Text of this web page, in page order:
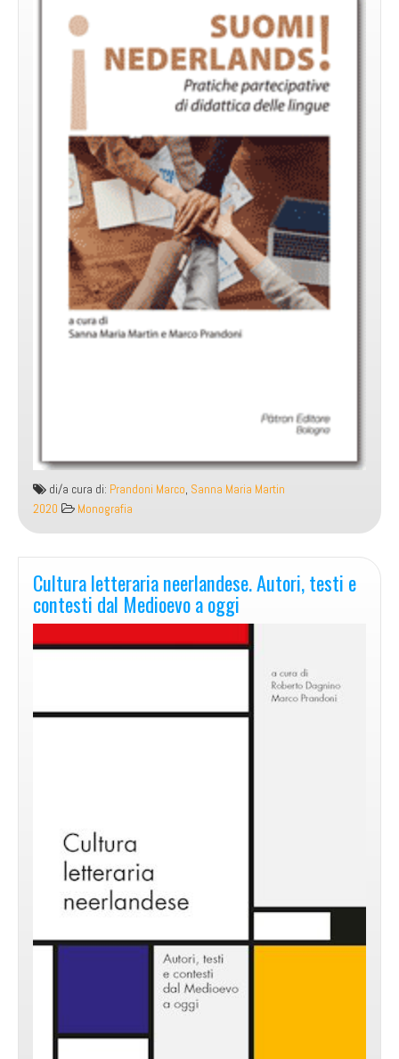
di/a cura di: Prandoni Marco, Sanna Maria Martin
2020
Monografia
Cultura letteraria neerlandese. Autori, testi e
contesti dal Medioevo a oggi